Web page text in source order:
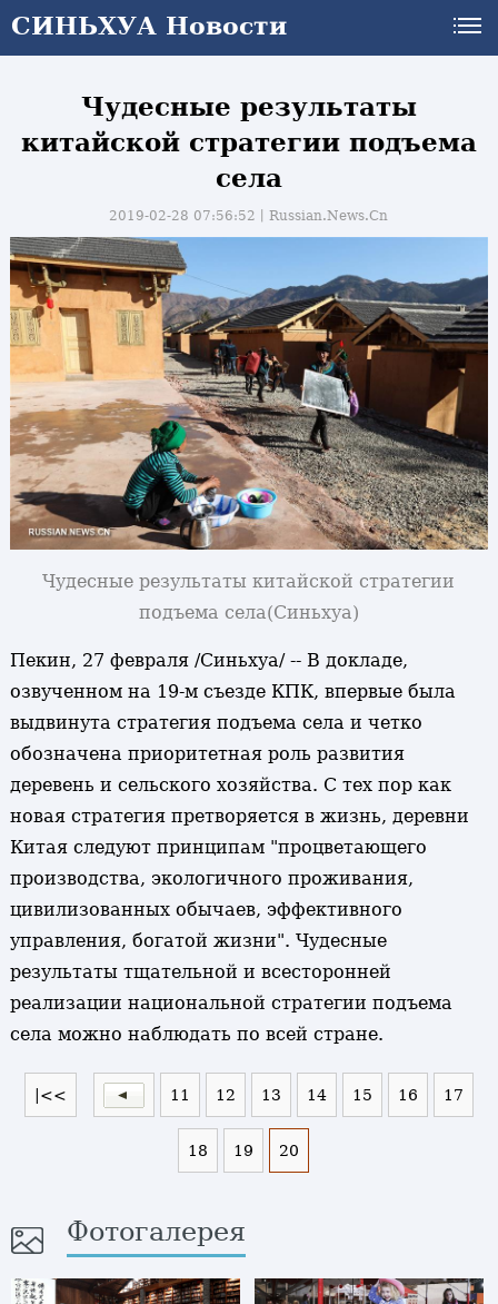
СИНЬХУА Новости
Чудесные результаты
китайской стратегии подъема
села
2019-02-28 07:56:52丨Russian.News.Cn
Чудесные результаты китайской стратегии
подъема села(Синьхуа)
Пекин, 27 февраля /Синьхуа/ -- В докладе,
озвученном на 19-м съезде КПК, впервые была
выдвинута стратегия подъема села и четко
обозначена приоритетная роль развития
деревень и сельского хозяйства. С тех пор как
новая стратегия претворяется в жизнь, деревни
Китая следуют принципам "процветающего
производства, экологичного проживания,
цивилизованных обычаев, эффективного
управления, богатой жизни". Чудесные
результаты тщательной и всесторонней
реализации национальной стратегии подъема
села можно наблюдать по всей стране.
|<< 11 12 13 14 15 16 17
18 19 20
Фотогалерея